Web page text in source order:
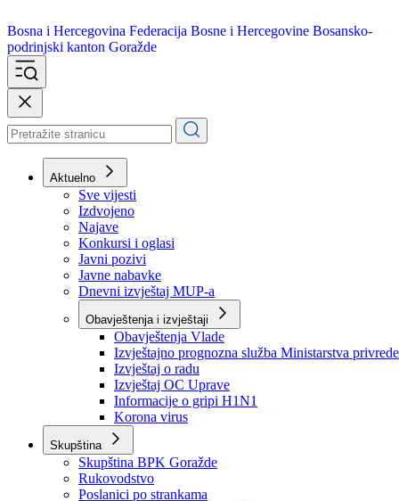
Bosna i Hercegovina
podrinjski kanton Goražde
Aktuelno
Sve vijesti
Izdvojeno
Najave
Konkursi i oglasi
Javni pozivi
Javne nabavke
Dnevni izvještaj MUP-a
Obavještenja i izvještaji
Obavještenja Vlade
Izvještajno prognozna služba Ministarstva privrede
Izvještaj o radu
Izvještaj OC Uprave
Informacije o gripi H1N1
Korona virus
Skupština